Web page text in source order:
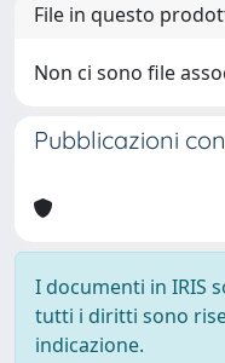
File in questo
Non ci sono file
Pubblicazioni
I documenti in IRIS
tutti i diritti sono
indicazione.